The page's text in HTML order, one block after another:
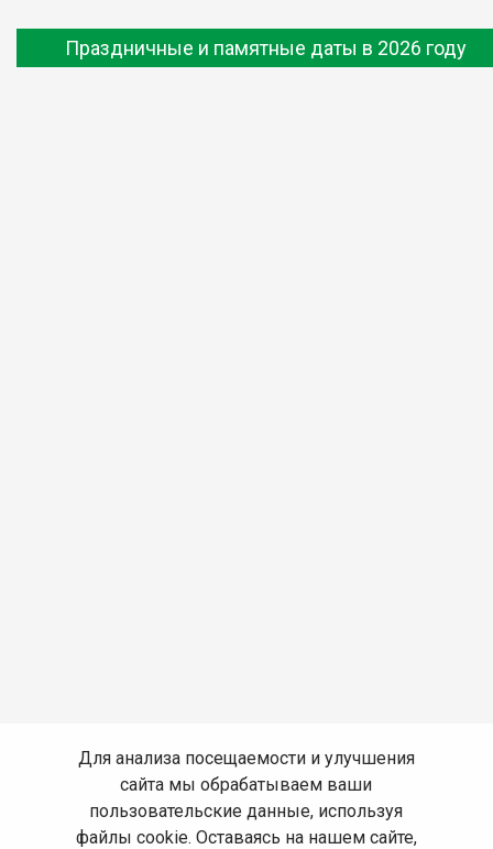
Праздничные и памятные даты в 2026 году
Для анализа посещаемости и улучшения
сайта мы обрабатываем ваши
пользовательские данные, используя
файлы cookie. Оставаясь на нашем сайте,